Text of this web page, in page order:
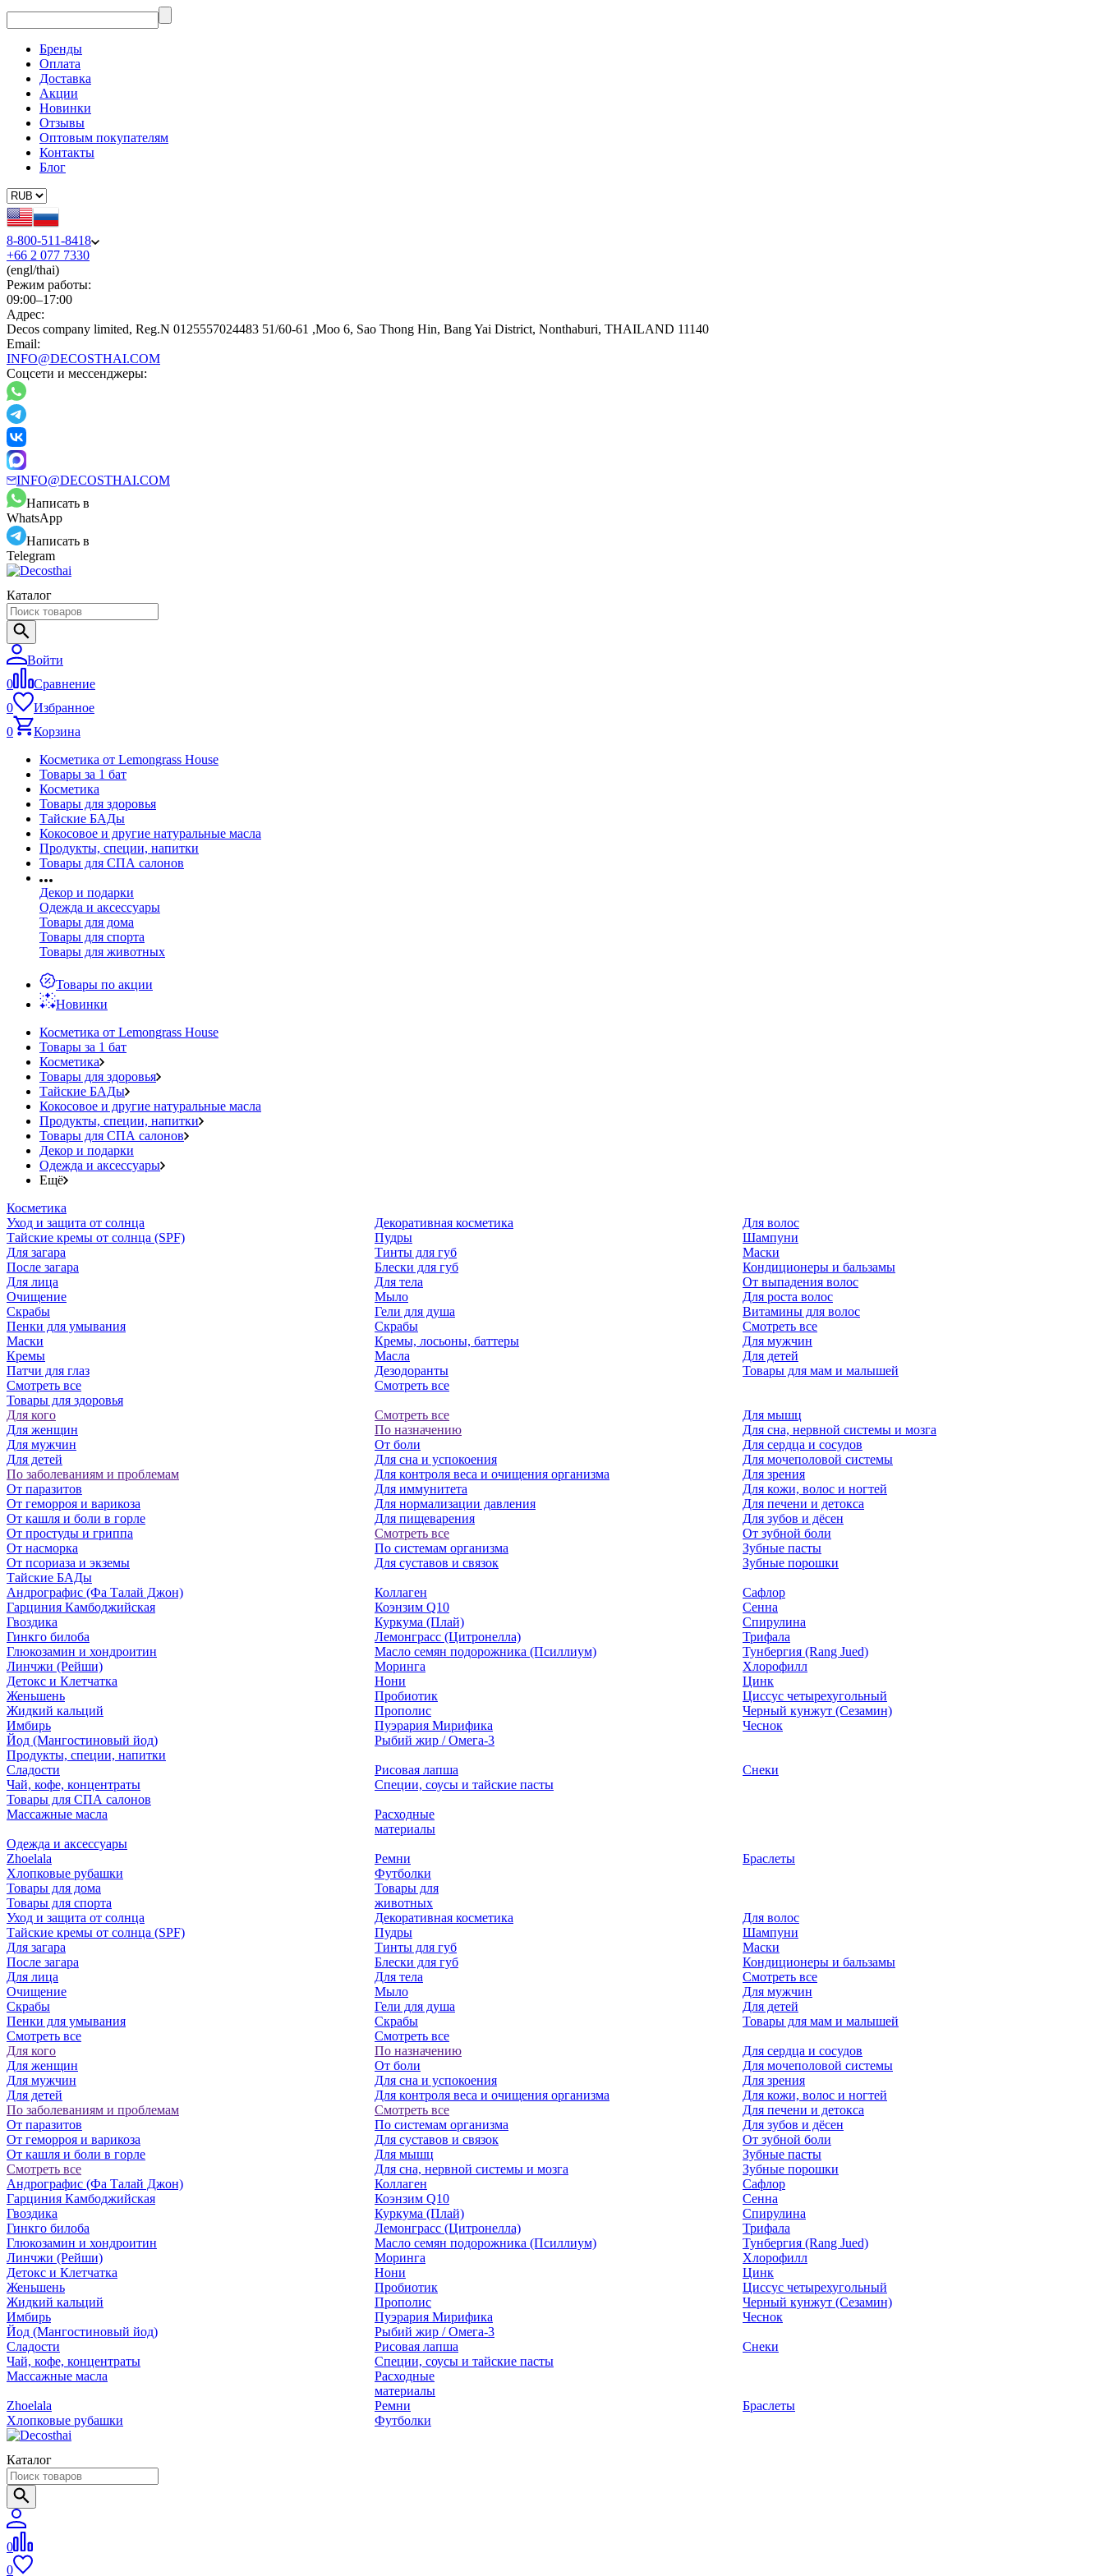
Бренды
Оплата
Доставка
Акции
Новинки
Отзывы
Оптовым покупателям
Контакты
Блог
8-800-511-8418
+66 2 077 7330
(engl/thai)
Режим работы:
09:00–17:00
Адрес:
Decos company limited, Reg.N 0125557024483 51/60-61 ,Moo 6, Sao Thong Hin, Bang Yai District, Nonthaburi, THAILAND 11140
Email:
INFO@DECOSTHAI.COM
Соцсети и мессенджеры:
INFO@DECOSTHAI.COM
Написать в
WhatsApp
Написать в
Telegram
Каталог
Войти
0
Сравнение
0
Избранное
0
Корзина
Косметика от Lemongrass House
Товары за 1 бат
Косметика
Товары для здоровья
Тайские БАДы
Кокосовое и другие натуральные масла
Продукты, специи, напитки
Товары для СПА салонов
Декор и подарки
Одежда и аксессуары
Товары для дома
Товары для спорта
Товары для животных
Товары по акции
Новинки
Косметика от Lemongrass House
Товары за 1 бат
Косметика
Товары для здоровья
Тайские БАДы
Кокосовое и другие натуральные масла
Продукты, специи, напитки
Товары для СПА салонов
Декор и подарки
Одежда и аксессуары
Ещё
Косметика
Уход и защита от солнца
Тайские кремы от солнца (SPF)
Для загара
После загара
Для лица
Очищение
Скрабы
Пенки для умывания
Маски
Кремы
Патчи для глаз
Смотреть все
Декоративная косметика
Пудры
Тинты для губ
Блески для губ
Для тела
Мыло
Гели для душа
Скрабы
Кремы, лосьоны, баттеры
Масла
Дезодоранты
Смотреть все
Для волос
Шампуни
Маски
Кондиционеры и бальзамы
От выпадения волос
Для роста волос
Витамины для волос
Смотреть все
Для мужчин
Для детей
Товары для мам и малышей
Товары для здоровья
Для кого
Для женщин
Для мужчин
Для детей
По заболеваниям и проблемам
От паразитов
Oт геморроя и варикоза
От кашля и боли в горле
От простуды и гриппа
От насморка
Oт псориаза и экземы
Смотреть все
По назначению
От боли
Для сна и успокоения
Для контроля веса и очищения организма
Для иммунитета
Для нормализации давления
Для пищеварения
Смотреть все
По системам организма
Для суставов и связок
Для мышц
Для сна, нервной системы и мозга
Для сердца и сосудов
Для мочеполовой системы
Для зрения
Для кожи, волос и ногтей
Для печени и детокса
Для зубов и дёсен
От зубной боли
Зубные пасты
Зубные порошки
Тайские БАДы
Андрографис (Фа Талай Джон)
Гарциния Камбоджийская
Гвоздика
Гинкго билоба
Глюкозамин и хондроитин
Линчжи (Рейши)
Детокс и Клетчатка
Женьшень
Жидкий кальций
Имбирь
Йод (Мангостиновый йод)
Коллаген
Коэнзим Q10
Куркума (Плай)
Лемонграсс (Цитронелла)
Масло семян подорожника (Псиллиум)
Моринга
Нони
Пробиотик
Прополис
Пуэрария Мирифика
Рыбий жир / Омега-3
Сафлор
Сенна
Спирулина
Трифала
Тунбергия (Rang Jued)
Хлорофилл
Цинк
Циссус четырехугольный
Черный кунжут (Сезамин)
Чеснок
Продукты, специи, напитки
Сладости
Чай, кофе, концентраты
Рисовая лапша
Специи, соусы и тайские пасты
Снеки
Товары для СПА салонов
Массажные масла
Расходные
материалы
Одежда и аксессуары
Zhoelala
Хлопковые рубашки
Ремни
Футболки
Браслеты
Товары для дома
Товары для спорта
Товары для
животных
Уход и защита от солнца
Тайские кремы от солнца (SPF)
Для загара
После загара
Для лица
Очищение
Скрабы
Пенки для умывания
Смотреть все
Декоративная косметика
Пудры
Тинты для губ
Блески для губ
Для тела
Мыло
Гели для душа
Скрабы
Смотреть все
Для волос
Шампуни
Маски
Кондиционеры и бальзамы
Смотреть все
Для мужчин
Для детей
Товары для мам и малышей
Для кого
Для женщин
Для мужчин
Для детей
По заболеваниям и проблемам
От паразитов
Oт геморроя и варикоза
От кашля и боли в горле
Смотреть все
По назначению
От боли
Для сна и успокоения
Для контроля веса и очищения организма
Смотреть все
По системам организма
Для суставов и связок
Для мышц
Для сна, нервной системы и мозга
Для сердца и сосудов
Для мочеполовой системы
Для зрения
Для кожи, волос и ногтей
Для печени и детокса
Для зубов и дёсен
От зубной боли
Зубные пасты
Зубные порошки
Андрографис (Фа Талай Джон)
Гарциния Камбоджийская
Гвоздика
Гинкго билоба
Глюкозамин и хондроитин
Линчжи (Рейши)
Детокс и Клетчатка
Женьшень
Жидкий кальций
Имбирь
Йод (Мангостиновый йод)
Коллаген
Коэнзим Q10
Куркума (Плай)
Лемонграсс (Цитронелла)
Масло семян подорожника (Псиллиум)
Моринга
Нони
Пробиотик
Прополис
Пуэрария Мирифика
Рыбий жир / Омега-3
Сафлор
Сенна
Спирулина
Трифала
Тунбергия (Rang Jued)
Хлорофилл
Цинк
Циссус четырехугольный
Черный кунжут (Сезамин)
Чеснок
Сладости
Чай, кофе, концентраты
Рисовая лапша
Специи, соусы и тайские пасты
Снеки
Массажные масла
Расходные
материалы
Zhoelala
Хлопковые рубашки
Ремни
Футболки
Браслеты
Каталог
0
0